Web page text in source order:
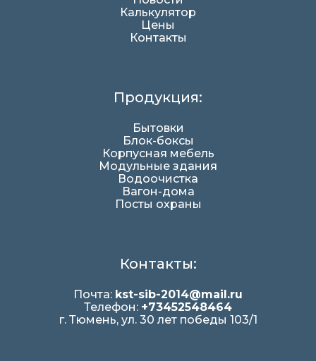
Калькулятор
Цены
Контакты
Продукция:
Бытовки
Блок-боксы
Корпусная мебель
Модульные здания
Водоочистка
Вагон-дома
Посты охраны
Контакты:
Почта: kst-sib-2014@mail.ru
Телефон: +73452548464
г. Тюмень, ул. 30 лет победы 103/1